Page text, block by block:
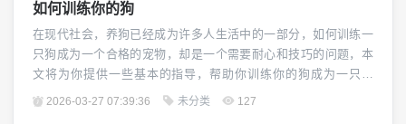
如何训练你的狗
在现代社会，养狗已经成为许多人生活中的一部分，如何训练一
只狗成为一个合格的宠物，却是一个需要耐心和技巧的问题，本
文将为你提供一些基本的指导，帮助你训练你的狗成为一只听
话、友好的宠物。（图片来源网络，侵删） 了解你的狗是至关重
2026-03-27 07:39:36 未分类 127